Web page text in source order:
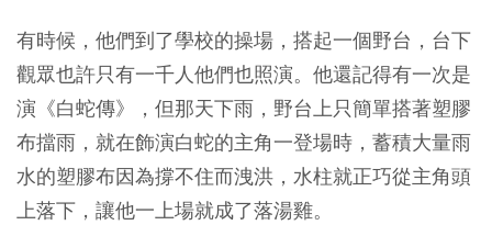
有時候，他們到了學校的操場，搭起一個野台，台下
觀眾也許只有一千人他們也照演。他還記得有一次是
演《白蛇傳》，但那天下雨，野台上只簡單搭著塑膠
布擋雨，就在飾演白蛇的主角一登場時，蓄積大量雨
水的塑膠布因為撐不住而洩洪，水柱就正巧從主角頭
上落下，讓他一上場就成了落湯雞。